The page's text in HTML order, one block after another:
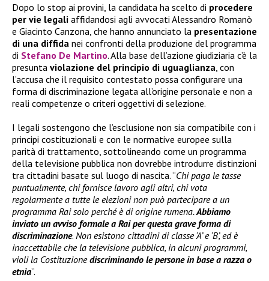
Dopo lo stop ai provini, la candidata ha scelto di procedere
per vie legali affidandosi agli avvocati Alessandro Romanò
e Giacinto Canzona, che hanno annunciato la presentazione
di una diffida nei confronti della produzione del programma
di Stefano De Martino. Alla base dell’azione giudiziaria c’è la
presunta violazione del principio di uguaglianza , con
l’accusa che il requisito contestato possa configurare una
forma di discriminazione legata all’origine personale e non a
reali competenze o criteri oggettivi di selezione.
I legali sostengono che l’esclusione non sia compatibile con i
principi costituzionali e con le normative europee sulla
parità di trattamento, sottolineando come un programma
della televisione pubblica non dovrebbe introdurre distinzioni
tra cittadini basate sul luogo di nascita. “Chi paga le tasse
puntualmente, chi fornisce lavoro agli altri, chi vota
regolarmente a tutte le elezioni non può partecipare a un
programma Rai solo perché è di origine rumena.Abbiamo
inviato un avviso formale a Rai per questa grave forma di
discriminazione. Non esistono cittadini di classe ‘A’ e ‘B’, ed è
inaccettabile che la televisione pubblica, in alcuni programmi,
violi la Costituzionediscriminando le persone in base a razza o
etnia”.